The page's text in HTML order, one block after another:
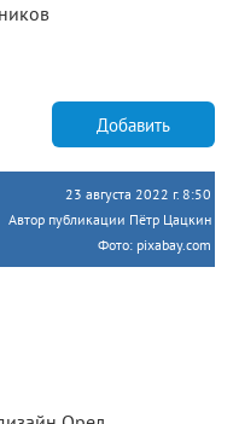
Добавить
23 августа 2022 г. 8:50
Автор публикации Пётр Цацкин
Фото: pixabay.com